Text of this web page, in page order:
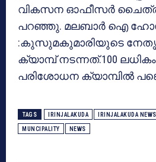
വികസന ഓഫീസർ ചൈത്ര
പറഞ്ഞു. മലബാർ ഐ
:കുസുമകുമാരിയുടെ
ക്യാമ്പ് നടന്നത്.100
പരിശോധന ക്യാമ്പിൽ
TAGS IRINJALAKUDA IRINJALAKUDA NEWS
MUNCIPALITY NEWS